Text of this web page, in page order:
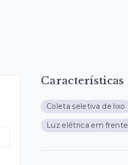
Características
Coleta seletiva de lixo
Luz elétrica em frente